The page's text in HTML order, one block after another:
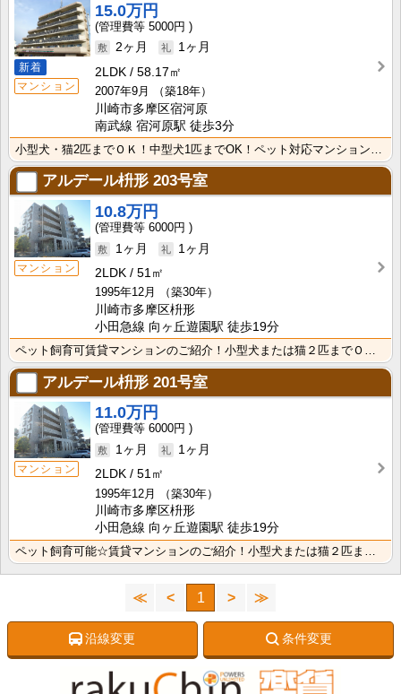
新着
マンション
15.0万円
5000円
2ヶ月
1ヶ月
2LDK
58.17㎡
2007年9月
（築18年）
川崎市多摩区宿河原
南武線 宿河原駅 徒歩3分
アルデール枡形 203号室
マンション
10.8万円
6000円
1ヶ月
1ヶ月
2LDK
51㎡
1995年12月
（築30年）
川崎市多摩区枡形
小田急線 向ヶ丘遊園駅 徒歩19分
アルデール枡形 201号室
マンション
11.0万円
6000円
1ヶ月
1ヶ月
2LDK
51㎡
1995年12月
（築30年）
川崎市多摩区枡形
小田急線 向ヶ丘遊園駅 徒歩19分
≪ < 1 > ≫
沿線変更 条件変更